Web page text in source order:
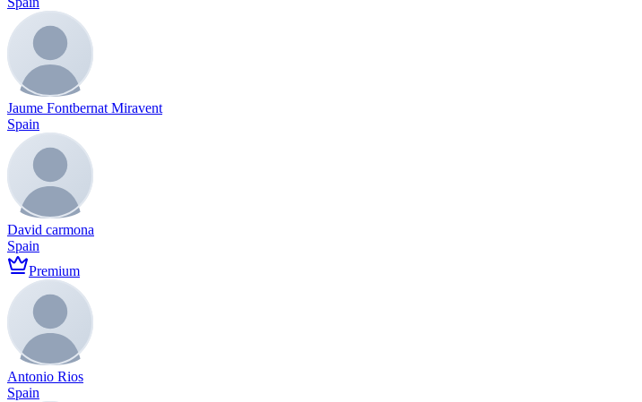
Jaume Fontbernat Miravent
Spain
David carmona
Spain
Premium
Antonio Rios
Spain